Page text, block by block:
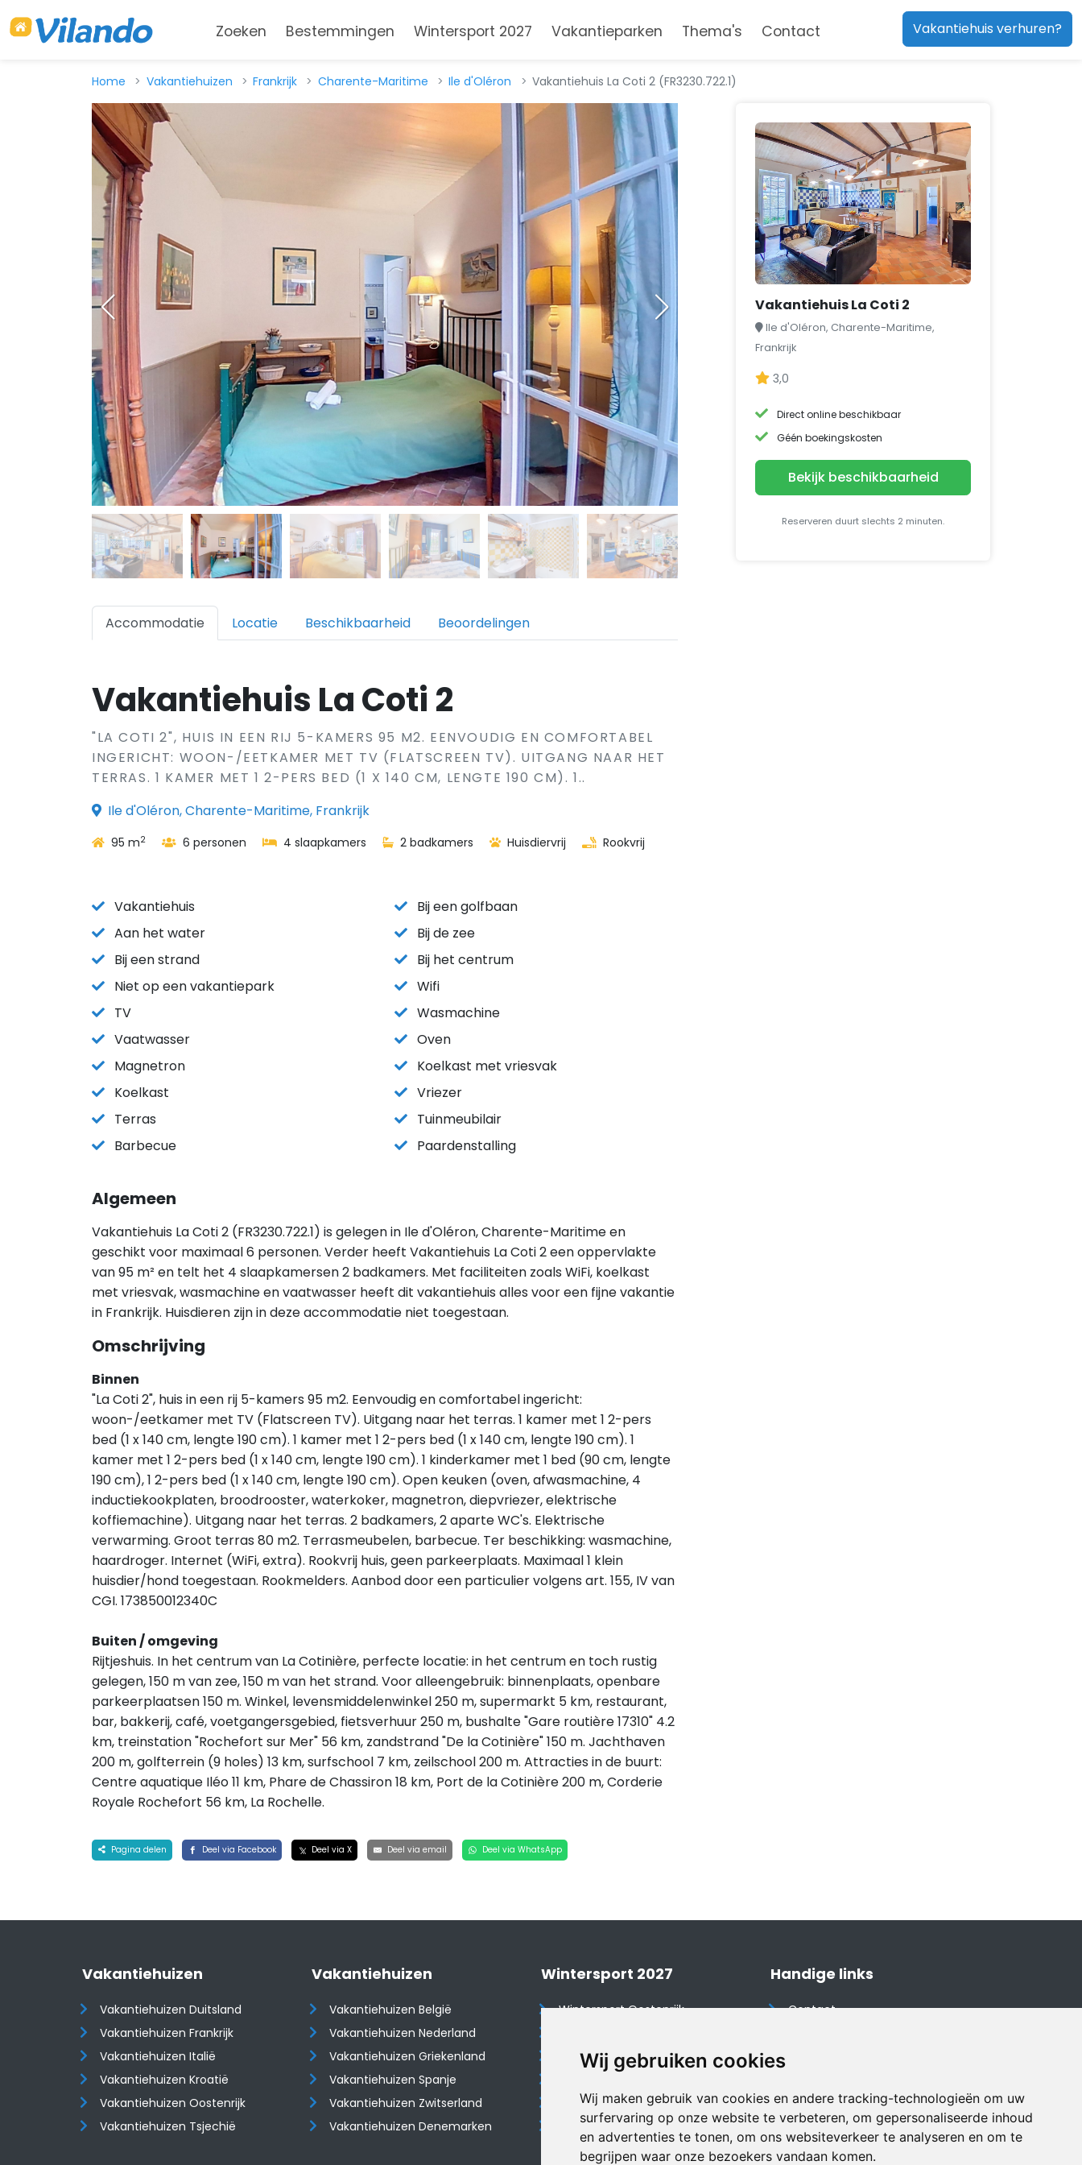
Wij gebruiken cookies
Wij maken gebruik van cookies en andere tracking-technologieën om uw
surfervaring op onze website te verbeteren, om gepersonaliseerde inhoud
en advertenties te tonen, om ons websiteverkeer te analyseren en om te
begrijpen waar onze bezoekers vandaan komen.
Zoeken Bestemmingen Wintersport 2027 Vakantieparken Thema's Contact Vakantiehuis verhuren?
Home Vakantiehuizen Frankrijk Charente-Maritime Ile d'Oléron Vakantiehuis La Coti 2 (FR3230.722.1)
Accommodatie Locatie Beschikbaarheid Beoordelingen
Vakantiehuis La Coti 2
"LA COTI 2", HUIS IN EEN RIJ 5-KAMERS 95 M2. EENVOUDIG EN COMFORTABEL
INGERICHT: WOON-/EETKAMER MET TV (FLATSCREEN TV). UITGANG NAAR HET
TERRAS. 1 KAMER MET 1 2-PERS BED (1 X 140 CM, LENGTE 190 CM). 1..
Ile d'Oléron, Charente-Maritime, Frankrijk
95 m2 6 personen 4 slaapkamers 2 badkamers Huisdiervrij Rookvrij
Vakantiehuis
Bij een golfbaan
Aan het water
Bij de zee
Bij een strand
Bij het centrum
Niet op een vakantiepark
Wifi
TV
Wasmachine
Vaatwasser
Oven
Magnetron
Koelkast met vriesvak
Koelkast
Vriezer
Terras
Tuinmeubilair
Barbecue
Paardenstalling
Algemeen
Vakantiehuis La Coti 2 (FR3230.722.1) is gelegen in Ile d'Oléron, Charente-Maritime en
geschikt voor maximaal 6 personen. Verder heeft Vakantiehuis La Coti 2 een oppervlakte
van 95 m² en telt het 4 slaapkamersen 2 badkamers. Met faciliteiten zoals WiFi, koelkast
met vriesvak, wasmachine en vaatwasser heeft dit vakantiehuis alles voor een fijne vakantie
in Frankrijk. Huisdieren zijn in deze accommodatie niet toegestaan.
Omschrijving
Binnen
"La Coti 2", huis in een rij 5-kamers 95 m2. Eenvoudig en comfortabel ingericht:
woon-/eetkamer met TV (Flatscreen TV). Uitgang naar het terras. 1 kamer met 1 2-pers
bed (1 x 140 cm, lengte 190 cm). 1 kamer met 1 2-pers bed (1 x 140 cm, lengte 190 cm). 1
kamer met 1 2-pers bed (1 x 140 cm, lengte 190 cm). 1 kinderkamer met 1 bed (90 cm, lengte
190 cm), 1 2-pers bed (1 x 140 cm, lengte 190 cm). Open keuken (oven, afwasmachine, 4
inductiekookplaten, broodrooster, waterkoker, magnetron, diepvriezer, elektrische
koffiemachine). Uitgang naar het terras. 2 badkamers, 2 aparte WC's. Elektrische
verwarming. Groot terras 80 m2. Terrasmeubelen, barbecue. Ter beschikking: wasmachine,
haardroger. Internet (WiFi, extra). Rookvrij huis, geen parkeerplaats. Maximaal 1 klein
huisdier/hond toegestaan. Rookmelders. Aanbod door een particulier volgens art. 155, IV van
CGI. 173850012340C
Buiten / omgeving
Rijtjeshuis. In het centrum van La Cotinière, perfecte locatie: in het centrum en toch rustig
gelegen, 150 m van zee, 150 m van het strand. Voor alleengebruik: binnenplaats, openbare
parkeerplaatsen 150 m. Winkel, levensmiddelenwinkel 250 m, supermarkt 5 km, restaurant,
bar, bakkerij, café, voetgangersgebied, fietsverhuur 250 m, bushalte "Gare routière 17310" 4.2
km, treinstation "Rochefort sur Mer" 56 km, zandstrand "De la Cotinière" 150 m. Jachthaven
200 m, golfterrein (9 holes) 13 km, surfschool 7 km, zeilschool 200 m. Attracties in de buurt:
Centre aquatique Iléo 11 km, Phare de Chassiron 18 km, Port de la Cotinière 200 m, Corderie
Royale Rochefort 56 km, La Rochelle.
Pagina delen Deel via Facebook Deel via X Deel via email Deel via WhatsApp
Vakantiehuis La Coti 2
Ile d'Oléron, Charente-Maritime,
Frankrijk
3,0
Direct online beschikbaar
Géén boekingskosten
Bekijk beschikbaarheid
Reserveren duurt slechts 2 minuten.
Vakantiehuizen
Vakantiehuizen Duitsland
Vakantiehuizen Frankrijk
Vakantiehuizen Italië
Vakantiehuizen Kroatië
​​​​​​​Vakantiehuizen Oostenrijk
Vakantiehuizen Tsjechië
Vakantiehuizen
Vakantiehuizen België
Vakantiehuizen Nederland
Vakantiehuizen Griekenland
Vakantiehuizen Spanje
​​​​​​​Vakantiehuizen Zwitserland
Vakantiehuizen Denemarken
Wintersport 2027
Wintersport Oostenrijk
Wintersport Tsjechië
Wintersport Duitsland
Wintersport Italië
Handige links
Contact
Disclaimer
Vakantiehuis website